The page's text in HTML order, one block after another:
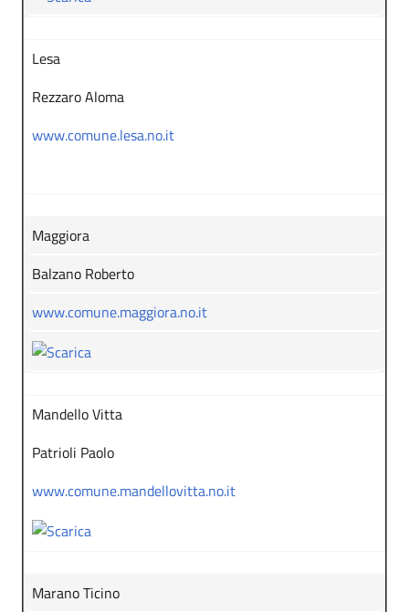
Lesa
Rezzaro Aloma
www.comune.lesa.no.it
Maggiora
Balzano Roberto
www.comune.maggiora.no.it
Mandello Vitta
Patrioli Paolo
www.comune.mandellovitta.no.it
Marano Ticino